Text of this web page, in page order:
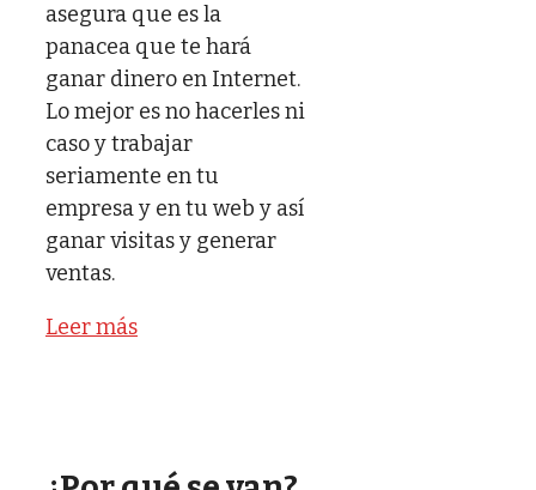
asegura que es la
panacea que te hará
ganar dinero en Internet.
Lo mejor es no hacerles ni
caso y trabajar
seriamente en tu
empresa y en tu web y así
ganar visitas y generar
ventas.
Leer más